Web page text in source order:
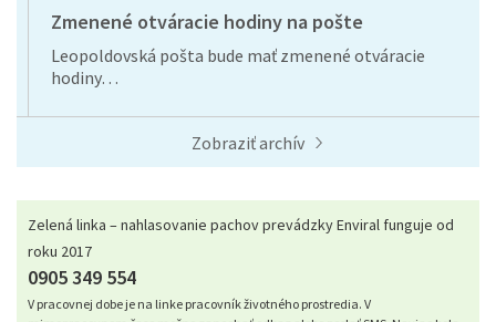
Zmenené otváracie hodiny na pošte
Leopoldovská pošta bude mať zmenené otváracie
hodiny…
Zobraziť archív
Zelená linka – nahlasovanie pachov prevádzky Enviral funguje od
roku 2017
0905 349 554
V pracovnej dobe je na linke pracovník životného prostredia. V